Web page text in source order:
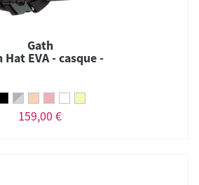
Gath
Hat EVA - casque -
159,00 €